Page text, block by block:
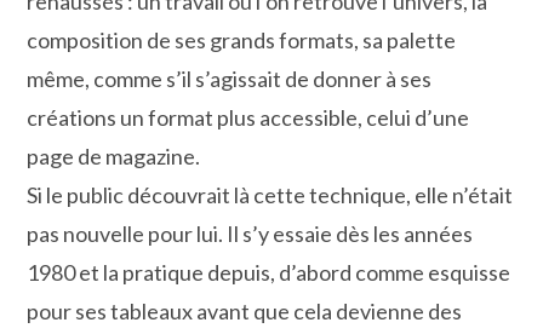
composition de ses grands formats, sa palette
même, comme s’il s’agissait de donner à ses
créations un format plus accessible, celui d’une
page de magazine.
Si le public découvrait là cette technique, elle n’était
pas nouvelle pour lui. Il s’y essaie dès les années
1980 et la pratique depuis, d’abord comme esquisse
pour ses tableaux avant que cela devienne des